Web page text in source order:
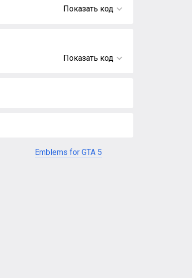
Показать код
Показать код
Emblems for GTA 5